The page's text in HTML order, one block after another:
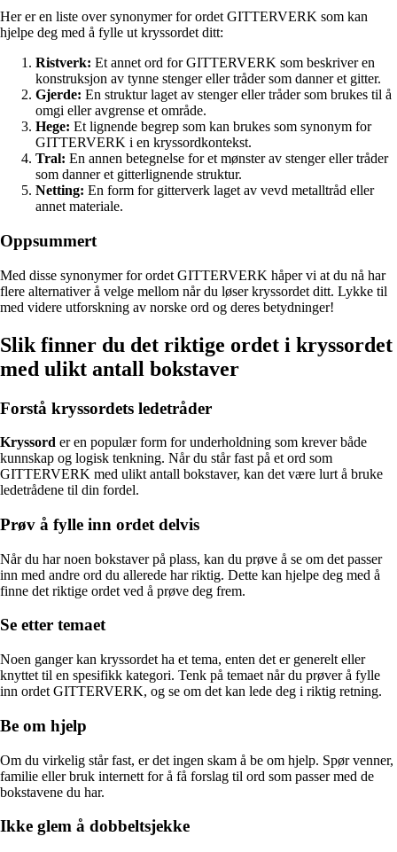
Her er en liste over synonymer for ordet GITTERVERK som kan
hjelpe deg med å fylle ut kryssordet ditt:
Ristverk: Et annet ord for GITTERVERK som beskriver en
konstruksjon av tynne stenger eller tråder som danner et gitter.
Gjerde: En struktur laget av stenger eller tråder som brukes til å
omgi eller avgrense et område.
Hege: Et lignende begrep som kan brukes som synonym for
GITTERVERK i en kryssordkontekst.
Tral: En annen betegnelse for et mønster av stenger eller tråder
som danner et gitterlignende struktur.
Netting: En form for gitterverk laget av vevd metalltråd eller
annet materiale.
Oppsummert
Med disse synonymer for ordet GITTERVERK håper vi at du nå har
flere alternativer å velge mellom når du løser kryssordet ditt. Lykke til
med videre utforskning av norske ord og deres betydninger!
Slik finner du det riktige ordet i kryssordet
med ulikt antall bokstaver
Forstå kryssordets ledetråder
Kryssord er en populær form for underholdning som krever både
kunnskap og logisk tenkning. Når du står fast på et ord som
GITTERVERK med ulikt antall bokstaver, kan det være lurt å bruke
ledetrådene til din fordel.
Prøv å fylle inn ordet delvis
Når du har noen bokstaver på plass, kan du prøve å se om det passer
inn med andre ord du allerede har riktig. Dette kan hjelpe deg med å
finne det riktige ordet ved å prøve deg frem.
Se etter temaet
Noen ganger kan kryssordet ha et tema, enten det er generelt eller
knyttet til en spesifikk kategori. Tenk på temaet når du prøver å fylle
inn ordet GITTERVERK, og se om det kan lede deg i riktig retning.
Be om hjelp
Om du virkelig står fast, er det ingen skam å be om hjelp. Spør venner,
familie eller bruk internett for å få forslag til ord som passer med de
bokstavene du har.
Ikke glem å dobbeltsjekke